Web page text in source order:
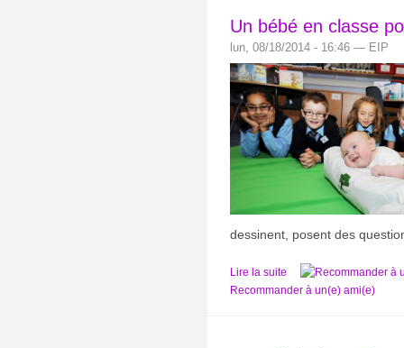
Un bébé en classe
lun, 08/18/2014 - 16:46 — EIP
dessinent, posent des
Lire la suite
Recommander à un(e) ami(e)